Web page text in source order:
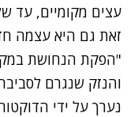
עצים מקומיים, עד
זאת גם היא עצמה
"הפקת הנחושת
והנזק שנגרם
נערך על ידי